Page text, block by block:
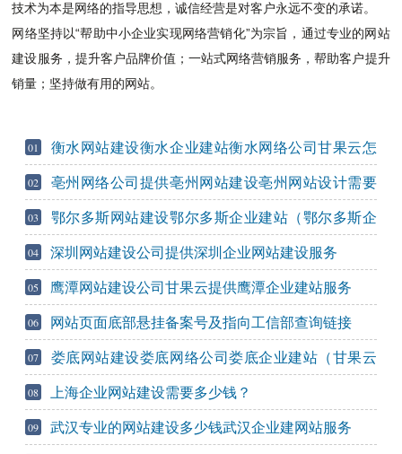
技术为本是网络的指导思想，诚信经营是对客户永远不变的承诺。
网络坚持以“帮助中小企业实现网络营销化”为宗旨，通过专业的网站
建设服务，提升客户品牌价值；一站式网络营销服务，帮助客户提升
销量；坚持做有用的网站。
01
衡水网站建设衡水企业建站衡水网络公司甘果云怎
么样
02
亳州网络公司提供亳州网站建设亳州网站设计需要
多少钱
03
鄂尔多斯网站建设鄂尔多斯企业建站（鄂尔多斯企
业官网建设多少钱）
04 深圳网站建设公司提供深圳企业网站建设服务
05 鹰潭网站建设公司甘果云提供鹰潭企业建站服务
06 网站页面底部悬挂备案号及指向工信部查询链接
07
娄底网站建设娄底网络公司娄底企业建站（甘果云
网站建设）
08 上海企业网站建设需要多少钱？
09 武汉专业的网站建设多少钱武汉企业建网站服务